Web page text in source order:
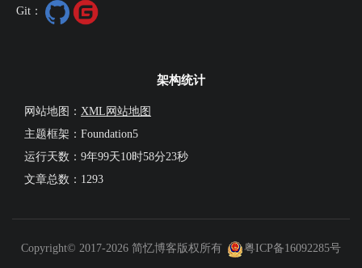
Git：
架构统计
网站地图： XML网站地图
主题框架：Foundation5
运行天数： 9年99天10时58分24秒
文章总数：1293
Copyright© 2017-2026 简忆博客版权所有 粤ICP备16092285号